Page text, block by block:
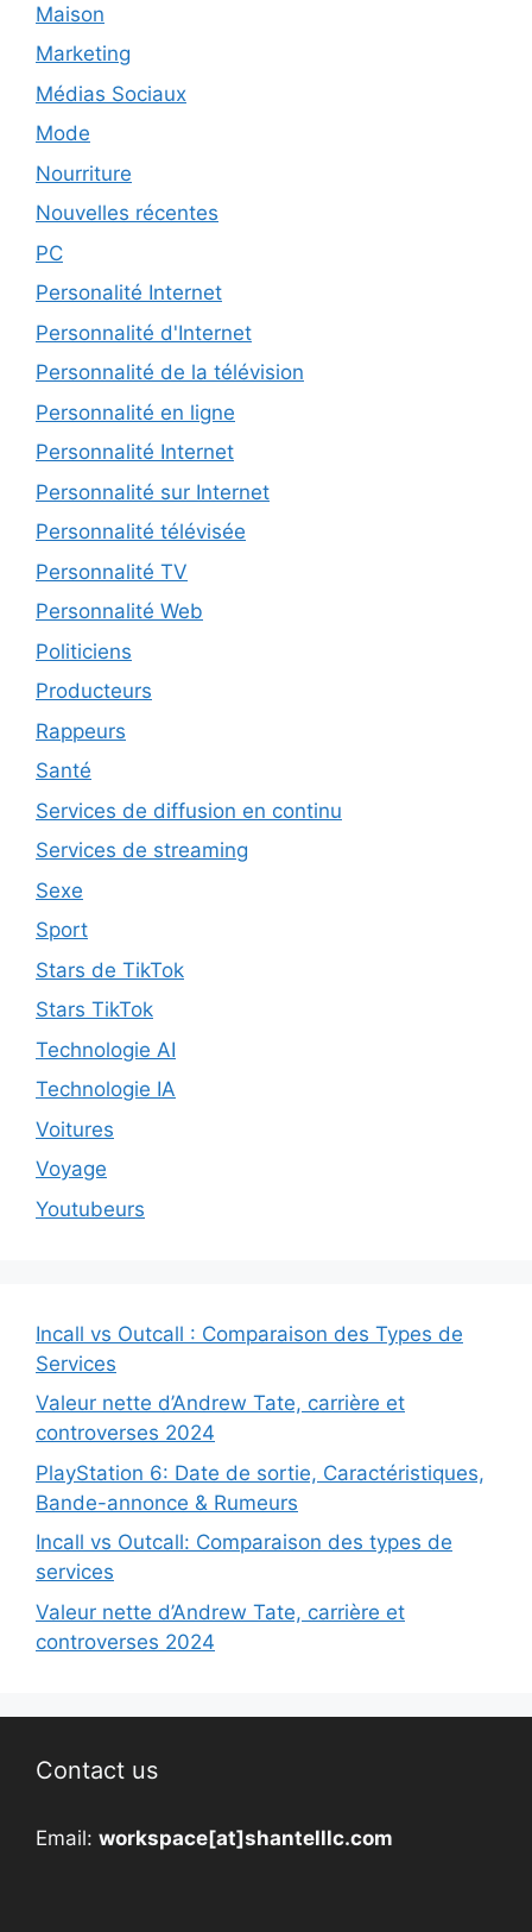
Maison
Marketing
Médias Sociaux
Mode
Nourriture
Nouvelles récentes
PC
Personalité Internet
Personnalité d'Internet
Personnalité de la télévision
Personnalité en ligne
Personnalité Internet
Personnalité sur Internet
Personnalité télévisée
Personnalité TV
Personnalité Web
Politiciens
Producteurs
Rappeurs
Santé
Services de diffusion en continu
Services de streaming
Sexe
Sport
Stars de TikTok
Stars TikTok
Technologie AI
Technologie IA
Voitures
Voyage
Youtubeurs
Incall vs Outcall : Comparaison des Types de
Services
Valeur nette d’Andrew Tate, carrière et
controverses 2024
PlayStation 6: Date de sortie, Caractéristiques,
Bande-annonce & Rumeurs
Incall vs Outcall: Comparaison des types de
services
Valeur nette d’Andrew Tate, carrière et
controverses 2024
Contact us
Email: workspace[at]shantelllc.com